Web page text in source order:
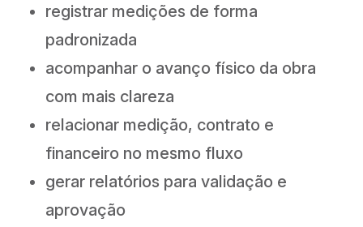
registrar medições de forma
padronizada
acompanhar o avanço físico da obra
com mais clareza
relacionar medição, contrato e
financeiro no mesmo fluxo
gerar relatórios para validação e
aprovação